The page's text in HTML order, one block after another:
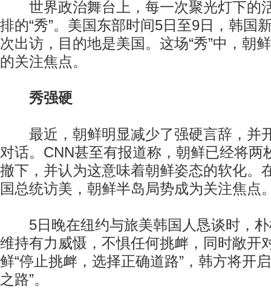
世界政治舞台上，每一次聚光灯下的
排的“秀”。美国东部时间5日至9日，韩国
次出访，目的地是美国。这场“秀”中，朝
的关注焦点。
秀强硬
最近，朝鲜明显减少了强硬言辞，并
对话。CNN甚至有报道称，朝鲜已经将两
撤下，并认为这意味着朝鲜姿态的软化。
国总统访美，朝鲜半岛局势成为关注焦点
5日晚在纽约与旅美韩国人恳谈时，朴
维持有力威慑，不惧任何挑衅，同时敞开
鲜“停止挑衅，选择正确道路”，韩方将开
之路”。